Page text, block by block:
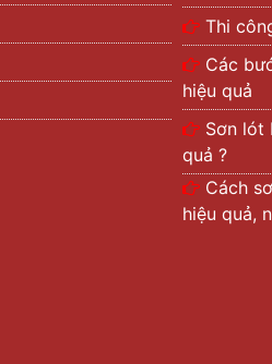
Thi
Các
hiệu quả
Sơn lót
quả ?
Cách
hiệu quả,